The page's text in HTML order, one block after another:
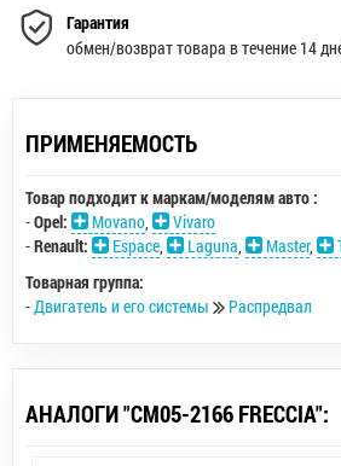
Гарантия
обмен/возврат товара в течение 14
ПРИМЕНЯЕМОСТЬ
Товар подходит к маркам/моделям авто :
-Opel: Movano,
Vivaro
-Renault: Espace, Laguna, Master,
Товарная группа:
-Двигатель и его системы Распредвал
АНАЛОГИ "CM05-2166 FRECCIA":